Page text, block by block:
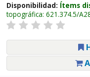
Disponibilidad: Ítems
topográfica: 621.374.5/